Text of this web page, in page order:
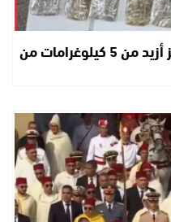
الداخلة.. توقيف شخصين وحجز أزيد من 5 كيلوغرامات من